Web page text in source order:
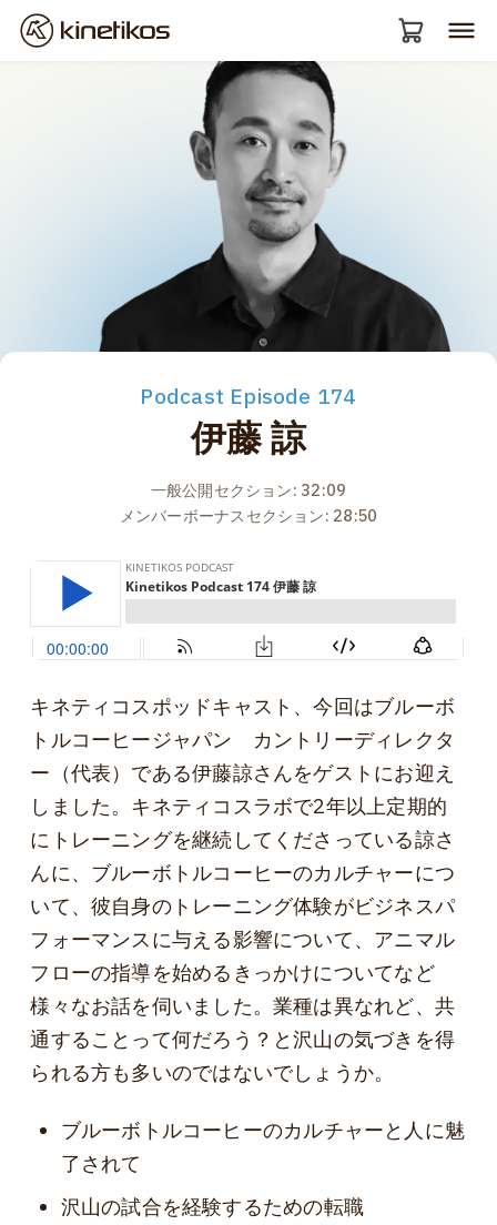
Podcast Episode 174
伊藤 諒
一般公開セクション: 32:09
メンバーボーナスセクション: 28:50
キネティコスポッドキャスト、今回はブルーボ
トルコーヒージャパン カントリーディレクタ
ー（代表）である伊藤諒さんをゲストにお迎え
しました。キネティコスラボで2年以上定期的
にトレーニングを継続してくださっている諒さ
んに、ブルーボトルコーヒーのカルチャーにつ
いて、彼自身のトレーニング体験がビジネスパ
フォーマンスに与える影響について、アニマル
フローの指導を始めるきっかけについてなど
様々なお話を伺いました。業種は異なれど、共
通することって何だろう？と沢山の気づきを得
られる方も多いのではないでしょうか。
ブルーボトルコーヒーのカルチャーと人に魅
了されて
沢山の試合を経験するための転職